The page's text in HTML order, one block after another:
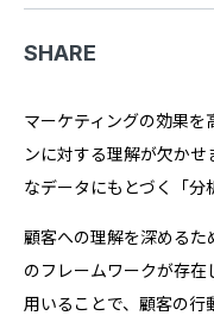
特定商取引法に基づく
プライバシーポリシー
SHARE
マーケティングの効果
ンに対する理解が欠か
なデータにもとづく「分
顧客への理解を深めるた
のフレームワークが存
用いることで、顧客の行